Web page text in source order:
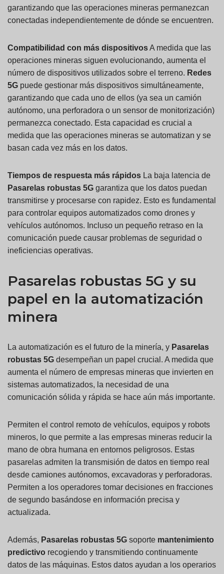
garantizando que las operaciones mineras permanezcan
conectadas independientemente de dónde se encuentren.
Compatibilidad con más dispositivosA medida que las
operaciones mineras siguen evolucionando, aumenta el
número de dispositivos utilizados sobre el terreno. Redes
5G puede gestionar más dispositivos simultáneamente,
garantizando que cada uno de ellos (ya sea un camión
autónomo, una perforadora o un sensor de monitorización)
permanezca conectado. Esta capacidad es crucial a
medida que las operaciones mineras se automatizan y se
basan cada vez más en los datos.
Tiempos de respuesta más rápidos La baja latencia de
Pasarelas robustas 5G garantiza que los datos puedan
transmitirse y procesarse con rapidez. Esto es fundamental
para controlar equipos automatizados como drones y
vehículos autónomos. Incluso un pequeño retraso en la
comunicación puede causar problemas de seguridad o
ineficiencias operativas.
Pasarelas robustas 5G y su
papel en la automatización
minera
La automatización es el futuro de la minería, y Pasarelas
robustas 5G desempeñan un papel crucial. A medida que
aumenta el número de empresas mineras que invierten en
sistemas automatizados, la necesidad de una
comunicación sólida y rápida se hace aún más importante.
Permiten el control remoto de vehículos, equipos y robots
mineros, lo que permite a las empresas mineras reducir la
mano de obra humana en entornos peligrosos. Estas
pasarelas admiten la transmisión de datos en tiempo real
desde camiones autónomos, excavadoras y perforadoras.
Permiten a los operadores tomar decisiones en fracciones
de segundo basándose en información precisa y
actualizada.
Además, Pasarelas robustas 5G soporte mantenimiento
predictivo recogiendo y transmitiendo continuamente
datos de las máquinas. Estos datos ayudan a los operarios